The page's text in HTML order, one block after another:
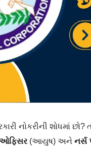
નોકરીની શોધમાં
(આયુષ) અને નર્સ